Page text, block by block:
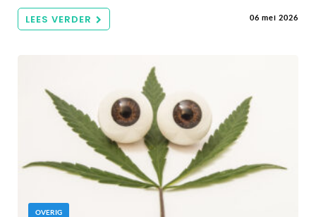
LEES VERDER 06 mei 2026
OVERIG